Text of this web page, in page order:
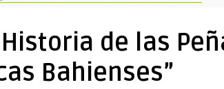
de las
Bahienses”